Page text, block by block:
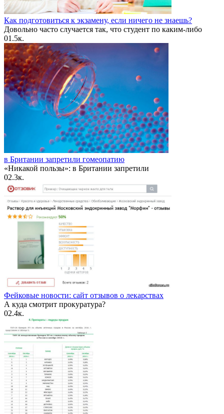
Как подготовиться к экзамену, если ничего не знаешь?
Довольно часто случается так, что студент по каким-либо
01.5к.
в Британии запретили гомеопатию
«Никакой пользы»: в Британии запретили
02.3к.
Фейковые новости: сайт отзывов о лекарствах
А куда смотрит прокуратура?
02.4к.